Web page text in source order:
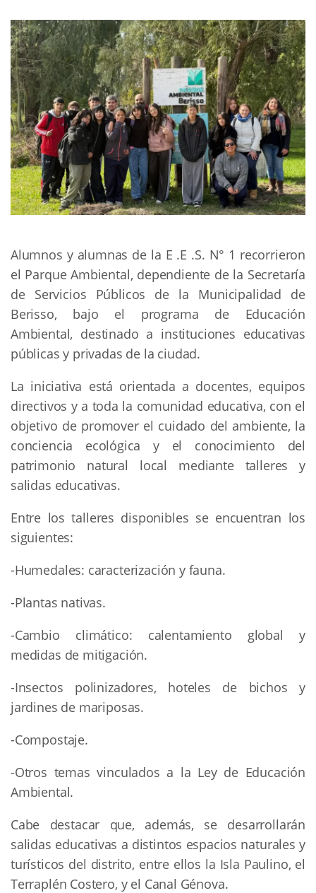
Alumnos y alumnas de la E .E .S. N° 1 recorrieron
el Parque Ambiental, dependiente de la Secretaría
de Servicios Públicos de la Municipalidad de
Berisso, bajo el programa de Educación
Ambiental, destinado a instituciones educativas
públicas y privadas de la ciudad.
La iniciativa está orientada a docentes, equipos
directivos y a toda la comunidad educativa, con el
objetivo de promover el cuidado del ambiente, la
conciencia ecológica y el conocimiento del
patrimonio natural local mediante talleres y
salidas educativas.
Entre los talleres disponibles se encuentran los
siguientes:
-Humedales: caracterización y fauna.
-Plantas nativas.
-Cambio climático: calentamiento global y
medidas de mitigación.
-Insectos polinizadores, hoteles de bichos y
jardines de mariposas.
-Compostaje.
-Otros temas vinculados a la Ley de Educación
Ambiental.
Cabe destacar que, además, se desarrollarán
salidas educativas a distintos espacios naturales y
turísticos del distrito, entre ellos la Isla Paulino, el
Terraplén Costero, y el Canal Génova.